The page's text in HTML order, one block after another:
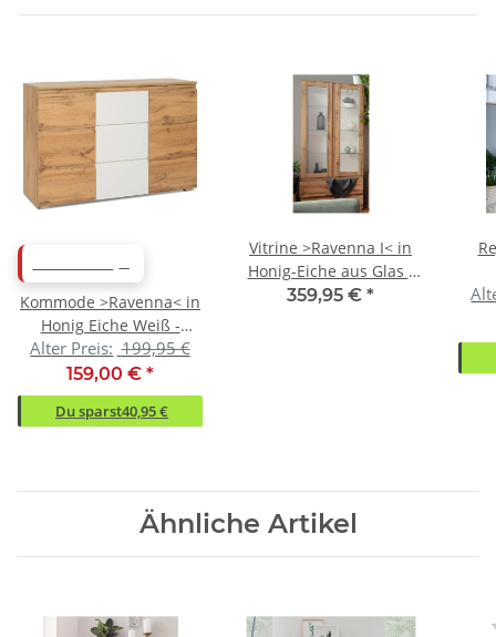
Kommode >Ravenna< in
Honig Eiche Weiß -
120x80x40cm (BxHxT)
Alter Preis: 199,95 €
159,00 € *
Du sparst40,95 €
Vitrine >Ravenna I< in
Honig-Eiche aus Glas -
80x191x40cm (BxHxT)
359,95 € *
Ähnliche Artikel